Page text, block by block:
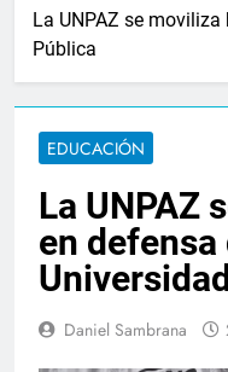
La UNPAZ se
Pública
EDUCACIÓN
La UNPAZ
en defensa
Daniel Sambrana